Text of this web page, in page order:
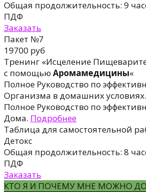
Общая продолжительность: 9
ПДФ
Заказать
Пакет №7
19700 руб
Тренинг «Исцеление
с помощью Аромамедицины«
Полное Руководство по
Oрганизма в домашних условиях.
Полное Руководство по
Дома. Подробнее
Таблицa для самостоятельной
Детокс
Общая продолжительность: 8
ПДФ
Заказать
КТО Я И ПОЧЕМУ МНЕ МОЖНО